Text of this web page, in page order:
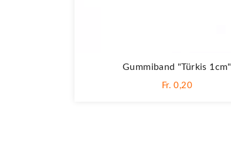
Gummiband "Türkis 1cm"
Fr. 0,20